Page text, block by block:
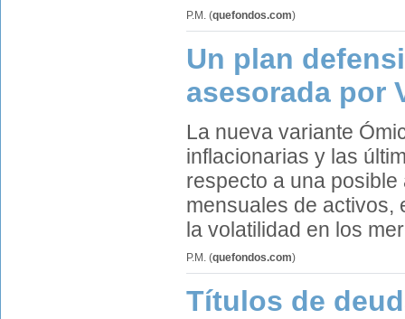
P.M. (quefondos.com)
Un plan
asesorada por
La nueva variante
inflacionarias y las
respecto a una
mensuales de activos,
la volatilidad en los
P.M. (quefondos.com)
Títulos de